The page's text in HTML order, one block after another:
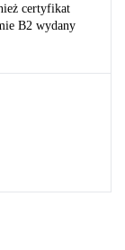
certyfikat
B2 wydany